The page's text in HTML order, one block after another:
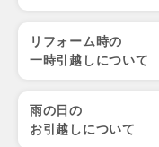
リフォーム時の
一時引越しについて
雨の日の
お引越しについて